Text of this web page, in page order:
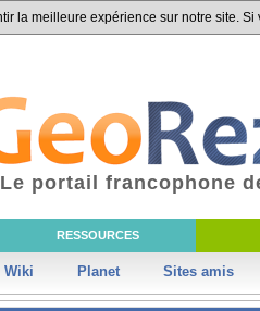
la meilleure expérience sur notre site.
RESSOURCES
Wiki Planet Sites amis
Le portail francophone